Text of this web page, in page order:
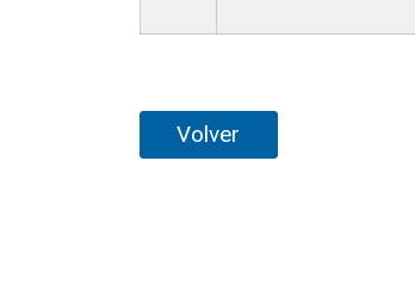
Volver